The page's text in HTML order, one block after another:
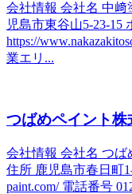
会社情報 会社名 中﨑
児島市東谷山5-23-15
https://
業エリ...
つばめペイント株
会社情報 会社名 つ
住所 鹿児島市春日町
paint.com/ 電話番号